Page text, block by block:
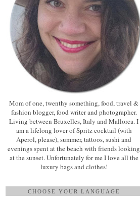
Mom of one, twenthy something, food, travel &
fashion blogger, food writer and photographer.
Living between Bruxelles, Italy and Mallorca. I
am a lifelong lover of Spritz cocktail (with
Aperol, please), summer, tattoos, sushi and
evenings spent at the beach with friends looking
at the sunset. Unfortunately for me I love all the
luxury bags and clothes!
CHOOSE YOUR LANGUAGE